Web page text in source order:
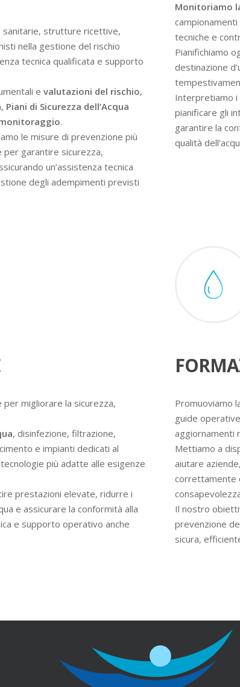
sanitarie, strutture ricettive,
nella gestione del rischio
tecnica qualificata e supporto
evalutazioni del rischio,
, Piani di Sicurezza dell’Acqua
.
le misure di prevenzione più
garantire sicurezza,
un’assistenza tecnica
degli adempimenti previsti
Monitoriamo
tecniche e
Pianifichiamo
destinazione
Interpretiamo i
pianificare gli
garantire la
qualità
migliorare la sicurezza,
, disinfezione, filtrazione,
e impianti dedicati al
più adatte alle esigenze
prestazioni elevate, ridurre i
e assicurare la conformità alla
e supporto operativo anche
Promuoviamo
guide
aggiornamenti
Mettiamo a
aiutare
correttamente
Il nostro
prevenzione
sicura,